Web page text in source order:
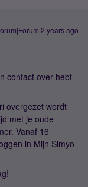
years ago
contact over hebt
overgezet wordt
met je oude
Vanaf 16
in Mijn Simyo